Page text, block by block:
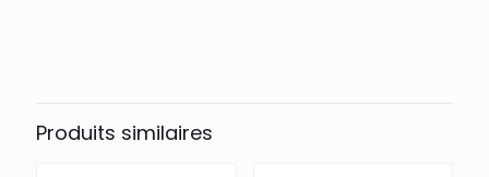
Produits similaires